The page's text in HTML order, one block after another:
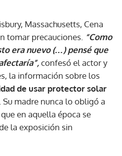
Massachusetts, Cena
tomar precauciones. “Como
era nuevo (…) pensé que
confesó el actor y
la información sobre los
de usar protector solar
. Su madre nunca lo obligó a
en aquella época se
la exposición sin